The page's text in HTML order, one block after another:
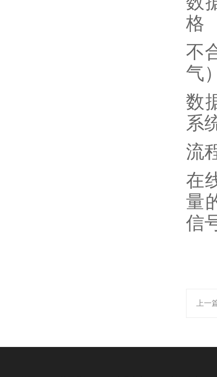
格
不
气
数
系
流
在
量
信
上一